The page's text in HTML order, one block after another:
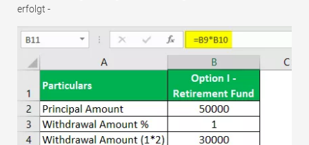
erfolgt -